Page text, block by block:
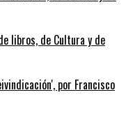
libros, de Cultura y de